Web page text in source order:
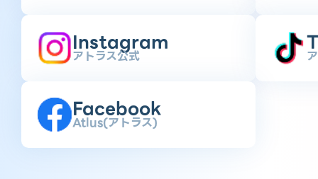
Instagram
アトラス公式
Facebook
Atlus(アトラス)